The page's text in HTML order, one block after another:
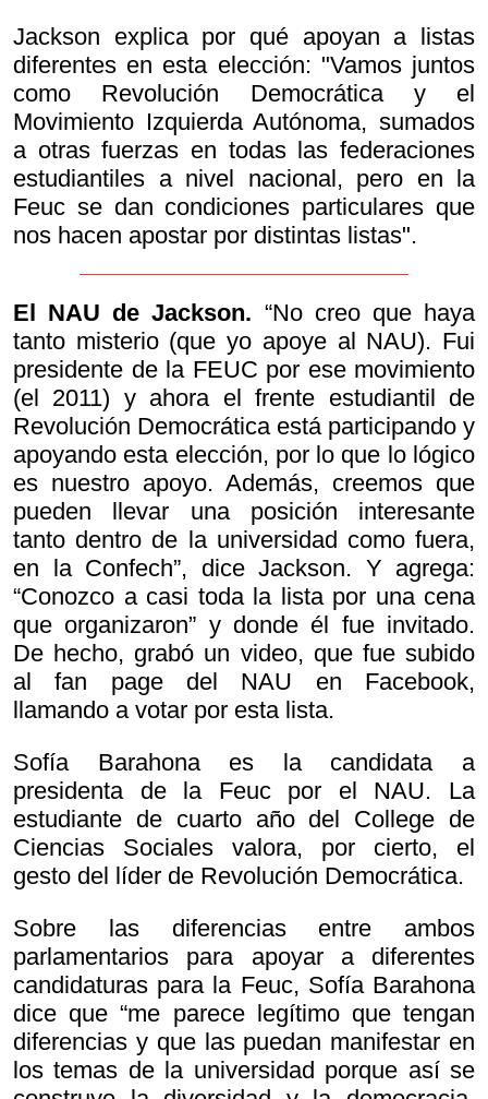
Jackson explica por qué apoyan a listas
diferentes en esta elección: "Vamos juntos
como Revolución Democrática y el
Movimiento Izquierda Autónoma, sumados
a otras fuerzas en todas las federaciones
estudiantiles a nivel nacional, pero en la
Feuc se dan condiciones particulares que
nos hacen apostar por distintas listas".
El NAU de Jackson. “No creo que haya
tanto misterio (que yo apoye al NAU). Fui
presidente de la FEUC por ese movimiento
(el 2011) y ahora el frente estudiantil de
Revolución Democrática está participando y
apoyando esta elección, por lo que lo lógico
es nuestro apoyo. Además, creemos que
pueden llevar una posición interesante
tanto dentro de la universidad como fuera,
en la Confech”, dice Jackson. Y agrega:
“Conozco a casi toda la lista por una cena
que organizaron” y donde él fue invitado.
De hecho, grabó un video, que fue subido
al fan page del NAU en Facebook,
llamando a votar por esta lista.
Sofía Barahona es la candidata a
presidenta de la Feuc por el NAU. La
estudiante de cuarto año del College de
Ciencias Sociales valora, por cierto, el
gesto del líder de Revolución Democrática.
Sobre las diferencias entre ambos
parlamentarios para apoyar a diferentes
candidaturas para la Feuc, Sofía Barahona
dice que “me parece legítimo que tengan
diferencias y que las puedan manifestar en
los temas de la universidad porque así se